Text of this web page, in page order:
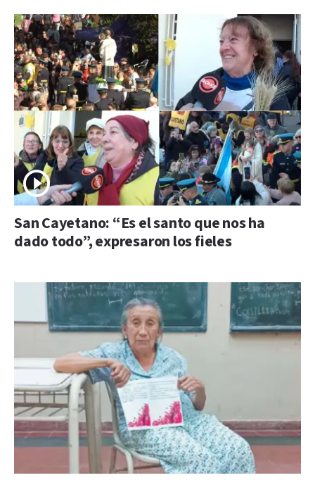
San Cayetano: “Es el santo que nos ha
dado todo”, expresaron los fieles